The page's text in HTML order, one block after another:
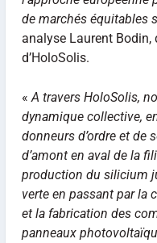
de marchés équitables
analyse Laurent Bodin,
d’HoloSolis.
«A travers HoloSolis,
dynamique collective,
donneurs d’ordre et de
d’amont en aval de la
production du silicium
verte en passant par la
et la fabrication des
panneaux